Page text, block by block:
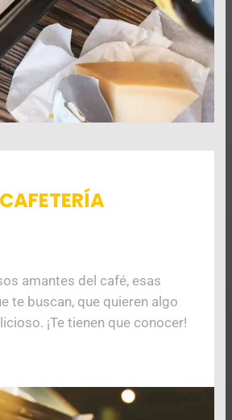
CAFETERÍA
amantes del café, esas
te buscan, que quieren algo
¡Te tienen que conocer!